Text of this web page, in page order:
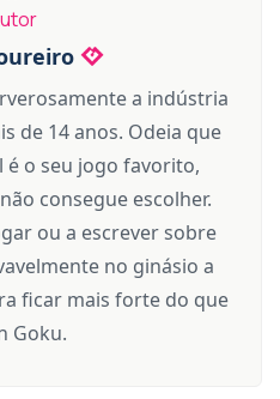
a indústria
de 14 anos. Odeia que
o seu jogo favorito,
consegue escolher.
ou a escrever sobre
no ginásio a
ficar mais forte do que
Goku.